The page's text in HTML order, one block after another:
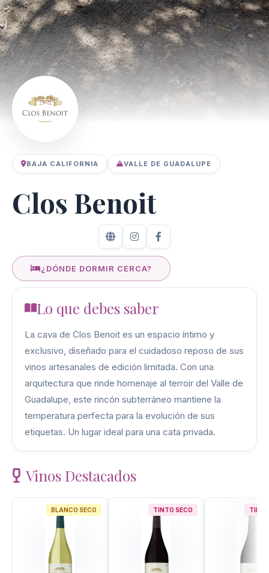
BAJA CALIFORNIA VALLE DE GUADALUPE
Clos Benoit
¿DÓNDE DORMIR CERCA?
Lo que debes saber
La cava de Clos Benoit es un espacio íntimo y
exclusivo, diseñado para el cuidadoso reposo de sus
vinos artesanales de edición limitada. Con una
arquitectura que rinde homenaje al terroir del Valle de
Guadalupe, este rincón subterráneo mantiene la
temperatura perfecta para la evolución de sus
etiquetas. Un lugar ideal para una cata privada.
Vinos Destacados
BLANCO SECO TINTO SECO